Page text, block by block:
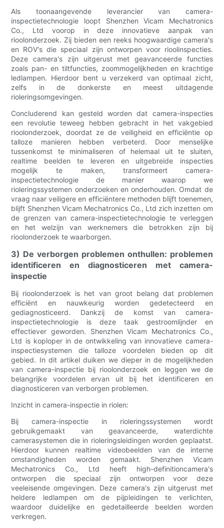
Als toonaangevende leverancier van camera-
inspectietechnologie loopt Shenzhen Vicam Mechatronics
Co., Ltd voorop in deze innovatieve aanpak van
rioolonderzoek. Zij bieden een reeks hoogwaardige camera's
en ROV's die speciaal zijn ontworpen voor rioolinspecties.
Deze camera's zijn uitgerust met geavanceerde functies
zoals pan- en tiltfuncties, zoommogelijkheden en krachtige
ledlampen. Hierdoor bent u verzekerd van optimaal zicht,
zelfs in de donkerste en meest uitdagende
rioleringsomgevingen.
Concluderend kan gesteld worden dat camera-inspecties
een revolutie teweeg hebben gebracht in het vakgebied
rioolonderzoek, doordat ze de veiligheid en efficiëntie op
talloze manieren hebben verbeterd. Door menselijke
tussenkomst te minimaliseren of helemaal uit te sluiten,
realtime beelden te leveren en uitgebreide inspecties
mogelijk te maken, transformeert camera-
inspectietechnologie de manier waarop we
rioleringssystemen onderzoeken en onderhouden. Omdat de
vraag naar veiligere en efficiëntere methoden blijft toenemen,
blijft Shenzhen Vicam Mechatronics Co., Ltd zich inzetten om
de grenzen van camera-inspectietechnologie te verleggen
en het welzijn van werknemers die betrokken zijn bij
rioolonderzoek te waarborgen.
3) De verborgen problemen onthullen: problemen
identificeren en diagnosticeren met camera-
inspectie
Bij rioolonderzoek is het van groot belang dat problemen
efficiënt en nauwkeurig worden gedetecteerd en
gediagnosticeerd. Dankzij de komst van camera-
inspectietechnologie is deze taak gestroomlijnder en
effectiever geworden. Shenzhen Vicam Mechatronics Co.,
Ltd is koploper in de ontwikkeling van innovatieve camera-
inspectiesystemen die talloze voordelen bieden op dit
gebied. In dit artikel duiken we dieper in de mogelijkheden
van camera-inspectie bij rioolonderzoek en leggen we de
belangrijke voordelen ervan uit bij het identificeren en
diagnosticeren van verborgen problemen.
Inzicht in camera-inspectie in riolen:
Bij camera-inspectie in rioleringssystemen wordt
gebruikgemaakt van geavanceerde, waterdichte
camerasystemen die in rioleringsleidingen worden geplaatst.
Hierdoor kunnen realtime videobeelden van de interne
omstandigheden worden gemaakt. Shenzhen Vicam
Mechatronics Co., Ltd heeft high-definitioncamera's
ontworpen die speciaal zijn ontworpen voor deze
veeleisende omgevingen. Deze camera's zijn uitgerust met
heldere ledlampen om de pijpleidingen te verlichten,
waardoor duidelijke en gedetailleerde beelden worden
verkregen.